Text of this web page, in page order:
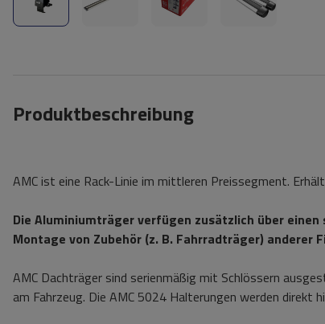
Produktbeschreibung
AMC ist eine Rack-Linie im mittleren Preissegment.
Die Aluminiumträger verfügen zusätzlich über
Montage von Zubehör (z. B. Fahrradträger) anderer
AMC Dachträger sind serienmäßig mit Schlössern
am Fahrzeug. Die AMC 5024 Halterungen werden direkt